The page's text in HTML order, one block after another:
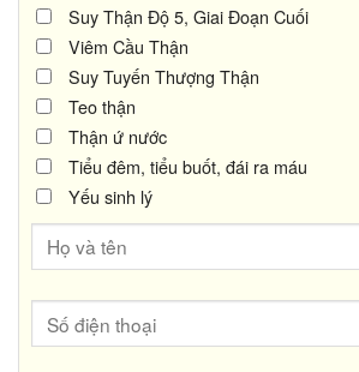
Suy Thận Độ 5, Giai Đoạn Cuối
Viêm Cầu Thận
Suy Tuyến Thượng Thận
Teo thận
Thận ứ nước
Tiểu đêm, tiểu buốt, đái ra máu
Yếu sinh lý